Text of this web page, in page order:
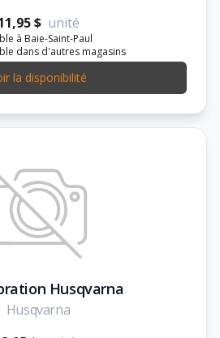
$ unité
à Baie-Saint-Paul
dans d'autres magasins
la disponibilité
Husqvarna
Husqvarna